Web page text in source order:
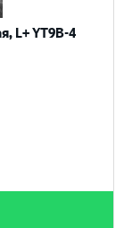
L+ YT9B-4